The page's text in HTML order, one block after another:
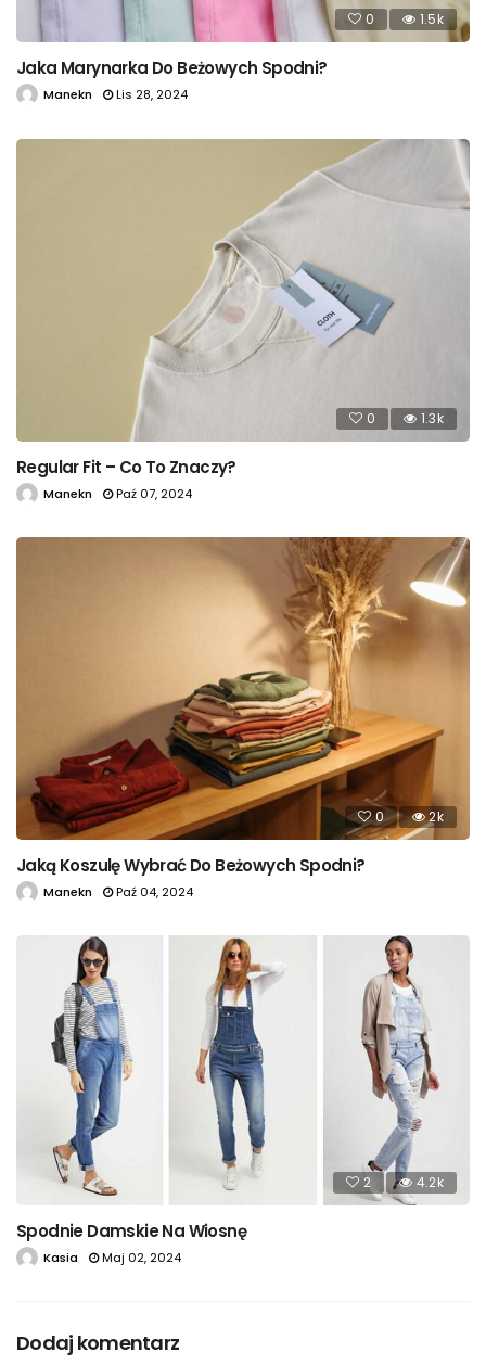
0 1.5k
Jaka Marynarka Do Beżowych Spodni?
Manekn Lis 28, 2024
0 1.3k
Regular Fit – Co To Znaczy?
Manekn Paź 07, 2024
0 2k
Jaką Koszulę Wybrać Do Beżowych Spodni?
Manekn Paź 04, 2024
2 4.2k
Spodnie Damskie Na Wiosnę
Kasia Maj 02, 2024
Dodaj komentarz